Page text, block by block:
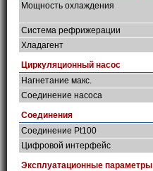
Мощность охлаждения
Система рефрижерации
Хладагент
Циркуляционный насос
Нагнетание макс.
Соединение насоса
Соединения
Соединение Pt100
Цифровой интерфейс
Эксплуатационные параметры